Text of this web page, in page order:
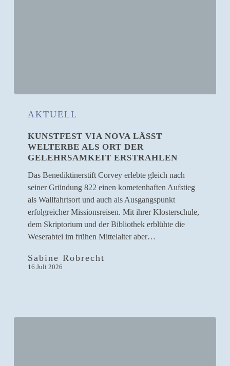
Welterbe
Gelehrsamkeit
erstrahlen
AKTUELL
KUNSTFEST VIA NOVA LÄSST
WELTERBE ALS ORT DER
GELEHRSAMKEIT ERSTRAHLEN
Das Benediktinerstift Corvey erlebte gleich nach
seiner Gründung 822 einen kometenhaften Aufstieg
als Wallfahrtsort und auch als Ausgangspunkt
erfolgreicher Missionsreisen. Mit ihrer Klosterschule,
dem Skriptorium und der Bibliothek erblühte die
Weserabtei im frühen Mittelalter aber…
Sabine Robrecht
16 Juli 2026